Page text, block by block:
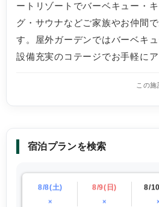
ートリゾートでバーベキュー・
グ・サウナなどご家族やお仲間
す。屋外ガーデンではバーベキ
設備充実のコテージでお手軽にア
この施
宿泊プランを検索
8/8(土)
×
8/9(日)
×
8/